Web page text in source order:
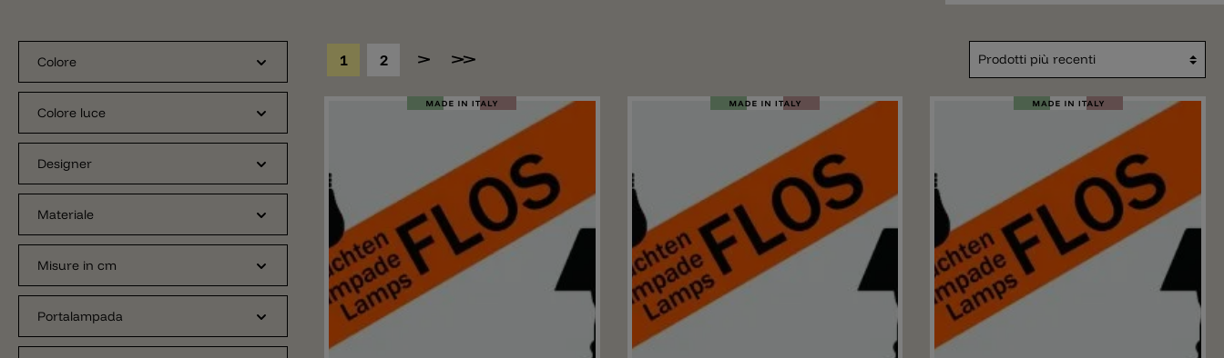
Colore
Colore luce
Designer
Materiale
Misure in cm
Portalampada
1 2
Aggiungere Aggiungere Aggiungere